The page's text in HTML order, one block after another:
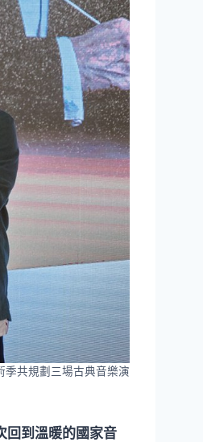
季共規劃三場古典音樂演
回到溫暖的國家音